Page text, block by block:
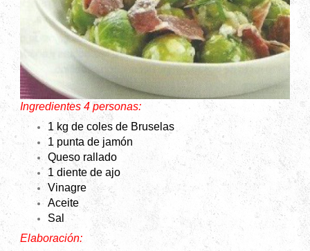
Ingredientes 4 personas:
1 kg de coles de Bruselas
1 punta de jamón
Queso rallado
1 diente de ajo
Vinagre
Aceite
Sal
Elaboración: